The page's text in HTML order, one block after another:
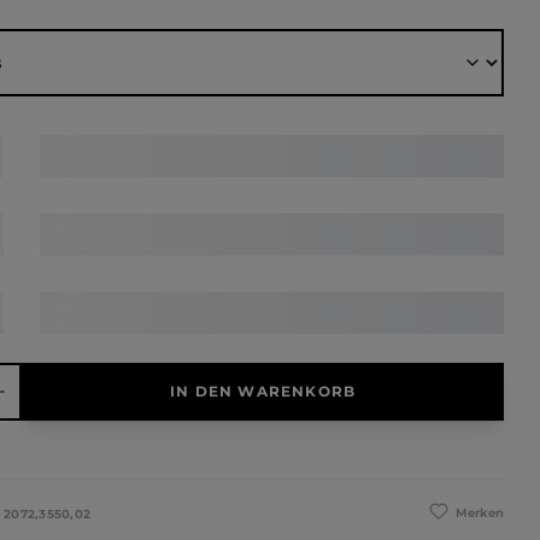
IN DEN WARENKORB
Merken
2072,3550,02